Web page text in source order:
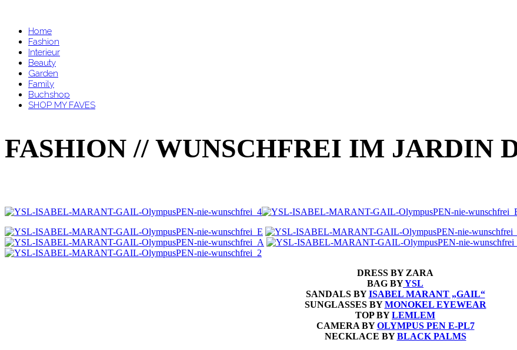
Home
Fashion
Interieur
Beauty
Garden
Family
Buchshop
SHOP MY FAVES
FASHION // WUNSCHFREI IM JARDIN
DRESS BY ZARA
BAG BYYSL
SANDALS BYISABEL MARANT „GAIL“
SUNGLASSES BYMONOKEL EYEWEAR
TOP BYLEMLEM
CAMERA BYOLYMPUS PEN E-PL7
NECKLACE BYBLACK PALMS